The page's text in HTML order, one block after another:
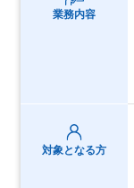
業務内容
対象となる方